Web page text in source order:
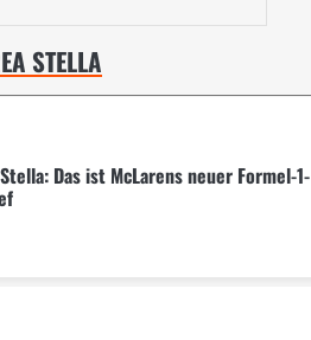
STELLA
Das ist McLarens neuer Formel-1-